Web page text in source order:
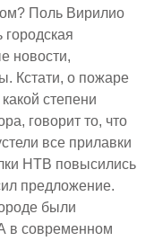
Поль Вирилио
городская
новости,
Кстати, о пожаре
степени
говорит то, что
все прилавки
НТВ повысились
предложение.
были
в современном